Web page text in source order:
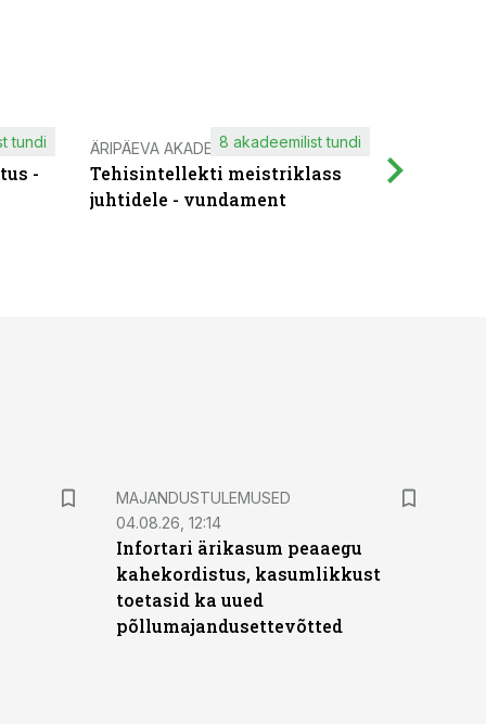
-
tundi ÄRIPÄEVA AKADEEMIA
Tehisintellekti meistriklass
juhtidele - vundament
8 akadeemilist tundi
MAJANDUSTULEMUSED
04.08.26, 12:14
Infortari ärikasum peaaegu
kahekordistus, kasumlikkust
toetasid ka uued
põllumajandusettevõtted